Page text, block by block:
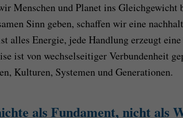
Menschen und Planet ins Gleichgewicht
Sinn geben, schaffen wir eine
alles Energie, jede Handlung erzeugt
ist von wechselseitiger Verbundenheit
Kulturen, Systemen und Generationen.
als Fundament, nicht als